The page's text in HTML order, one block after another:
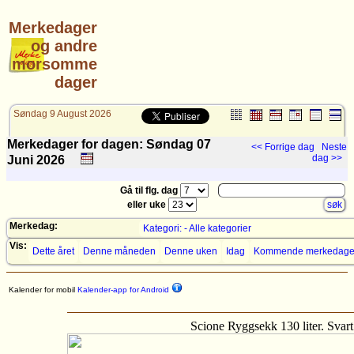
Merkedager
og andre
morsomme
dager
Søndag 9 August 2026
Merkedager for dagen: Søndag 07
Juni 2026
<< Forrige dag
Neste
dag >>
Gå til flg. dag
eller uke
Merkedag:
Kategori: - Alle kategorier
Vis:
Dette året Denne måneden Denne uken Idag Kommende
Kalender for mobil Kalender-app for Android
Scione Ryggsekk 130 liter.